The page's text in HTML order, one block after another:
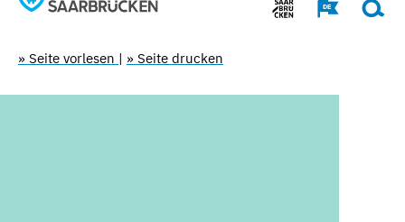
» Seite vorlesen | » Seite drucken